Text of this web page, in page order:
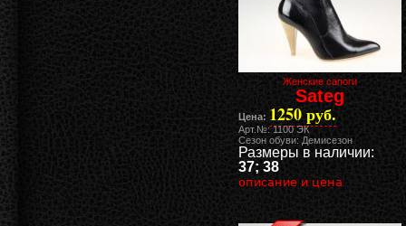
Женские сапоги
Sateg
Цена: 1250 руб.
Арт.№: 1100 ЭК
Сезон обуви: Демисезон
Размеры в наличии:
37; 38
описание и цена